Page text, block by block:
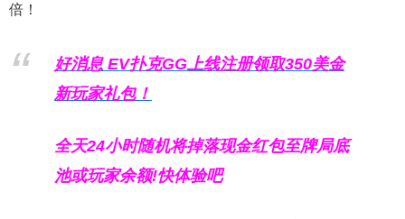
倍！
好消息 EV扑克GG上线注册领取350美金
新玩家礼包！
全天24小时随机将掉落现金红包至牌局底
池或玩家余额!快体验吧